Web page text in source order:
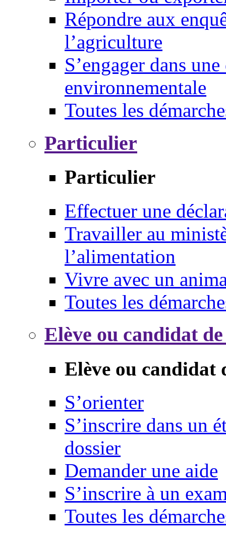
Répondre aux
l’agriculture
S’engager dans
environnementale
Toutes les
Particulier
Particulier
Effectuer une
Travailler au
l’alimentation
Vivre avec un
Toutes les
Elève ou candidat
Elève ou candidat
S’orienter
S’inscrire dans un
dossier
Demander une aide
S’inscrire à un
Toutes les